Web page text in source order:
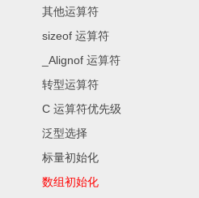
其他运算符
sizeof 运算符
_Alignof 运算符
转型运算符
C 运算符优先级
泛型选择
标量初始化
数组初始化